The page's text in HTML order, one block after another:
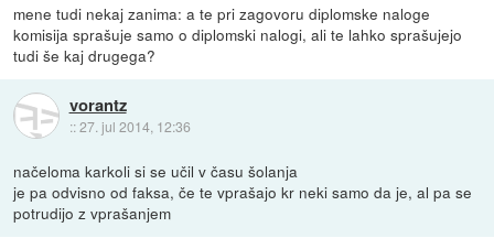
mene tudi nekaj zanima: a te pri zagovoru diplomske naloge
komisija sprašuje samo o diplomski nalogi, ali te lahko sprašujejo
tudi še kaj drugega?
vorantz
::27. jul 2014, 12:36
načeloma karkoli si se učil v času šolanja
je pa odvisno od faksa, če te vprašajo kr neki samo da je, al pa se
potrudijo z vprašanjem